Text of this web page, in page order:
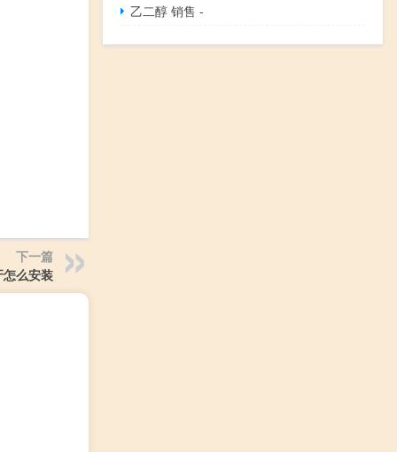
下一篇
么安装
乙二醇 销售 -